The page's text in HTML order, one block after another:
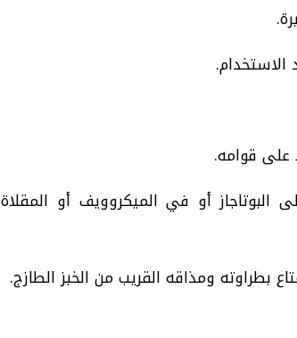
الاستخدام.
على قوامه.
البوتاجاز أو في الميكروويف أو المقلاة
بطراوته ومذاقه القريب من الخبز الطازج.